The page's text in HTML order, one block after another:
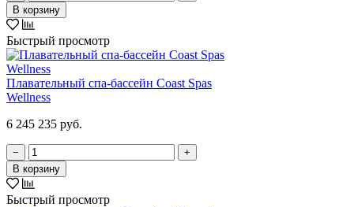
В корзину
Быстрый просмотр
Плавательный спа-бассейн Coast Spas
Wellness
6 245 235 руб.
−
+
В корзину
Быстрый просмотр